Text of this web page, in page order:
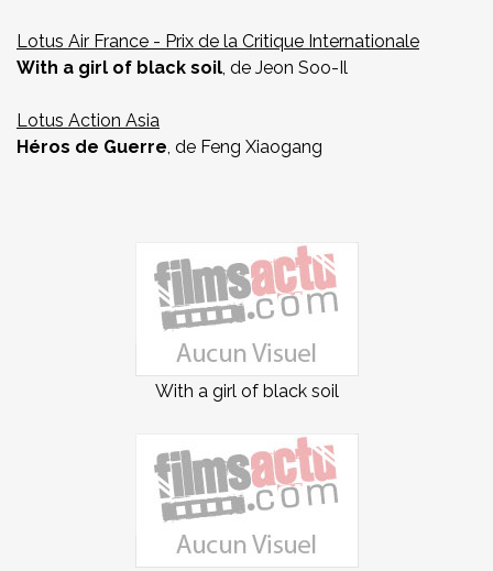
Lotus Air France - Prix de la Critique Internationale
With a girl of black soil, de Jeon Soo-Il
Lotus Action Asia
Héros de Guerre, de Feng Xiaogang
With a girl of black soil